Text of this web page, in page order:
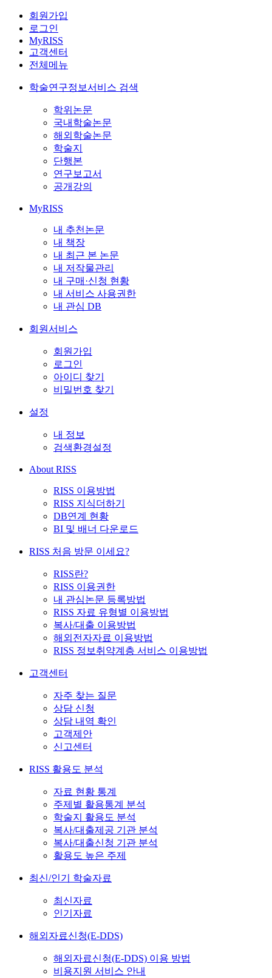
회원가입
로그인
MyRISS
고객센터
전체메뉴
학술연구정보서비스 검색
학위논문
국내학술논문
해외학술논문
학술지
단행본
연구보고서
공개강의
MyRISS
내 추천논문
내 책장
내 최근 본 논문
내 저작물관리
내 구매·신청 현황
내 서비스 사용권한
내 관심 DB
회원서비스
회원가입
로그인
아이디 찾기
비밀번호 찾기
설정
내 정보
검색환경설정
About RISS
RISS 이용방법
RISS 지식더하기
DB연계 현황
BI 및 배너 다운로드
RISS 처음 방문 이세요?
RISS란?
RISS 이용권한
내 관심논문 등록방법
RISS 자료 유형별 이용방법
복사/대출 이용방법
해외전자자료 이용방법
RISS 정보취약계층 서비스 이용방법
고객센터
자주 찾는 질문
상담 신청
상담 내역 확인
고객제안
신고센터
RISS 활용도 분석
자료 현황 통계
주제별 활용통계 분석
학술지 활용도 분석
복사/대출제공 기관 분석
복사/대출신청 기관 분석
활용도 높은 주제
최신/인기 학술자료
최신자료
인기자료
해외자료신청(E-DDS)
해외자료신청(E-DDS) 이용 방법
비용지원 서비스 안내